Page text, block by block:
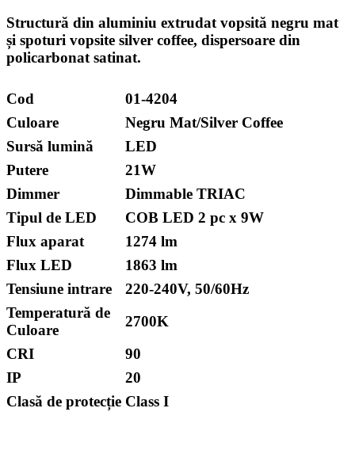
Structură din aluminiu extrudat vopsită negru mat
și spoturi vopsite silver coffee, dispersoare din
policarbonat satinat.
Cod
01-4204
Culoare
Negru Mat/Silver Coffee
Sursă lumină
LED
Putere
21W
Dimmer
Dimmable TRIAC
Tipul de LED
COB LED 2 pc x 9W
Flux aparat
1274 lm
Flux LED
1863 lm
Tensiune intrare
220-240V, 50/60Hz
Temperatură de
Culoare
2700K
CRI
90
IP
20
Clasă de protecție Class I